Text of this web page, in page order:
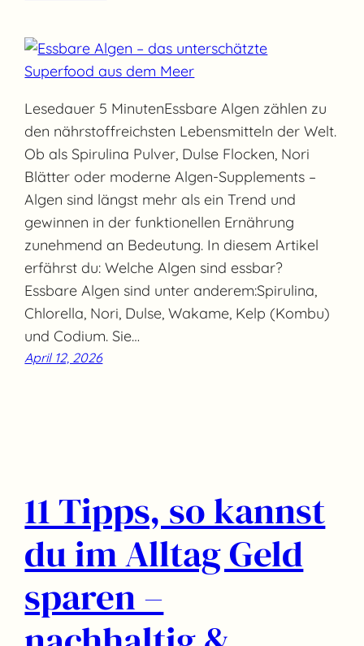
Lesedauer 5 MinutenEssbare Algen zählen zu
den nährstoffreichsten Lebensmitteln der Welt.
Ob als Spirulina Pulver, Dulse Flocken, Nori
Blätter oder moderne Algen-Supplements –
Algen sind längst mehr als ein Trend und
gewinnen in der funktionellen Ernährung
zunehmend an Bedeutung. In diesem Artikel
erfährst du: Welche Algen sind essbar?
Essbare Algen sind unter anderem:Spirulina,
Chlorella, Nori, Dulse, Wakame, Kelp (Kombu)
und Codium. Sie…
April 12, 2026
11 Tipps, so kannst
du im Alltag Geld
sparen –